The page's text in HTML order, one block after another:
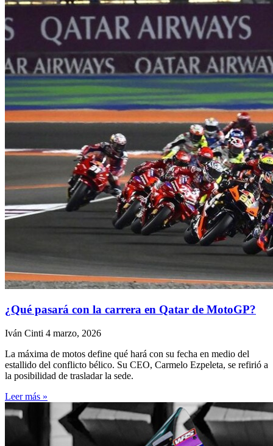
¿Qué pasará con la carrera en Qatar de MotoGP?
Iván Cinti 4 marzo, 2026
La máxima de motos define qué hará con su fecha en medio del
estallido del conflicto bélico. Su CEO, Carmelo Ezpeleta, se refirió a
la posibilidad de trasladar la sede.
Leer más »